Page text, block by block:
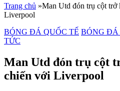
Trang chủ »Man Utd đón trụ cột trở
Liverpool
Posted
in
BÓNG ĐÁ QUỐC TẾ BÓNG ĐÁ
TỨC
Man Utd đón trụ cột
chiến với Liverpool